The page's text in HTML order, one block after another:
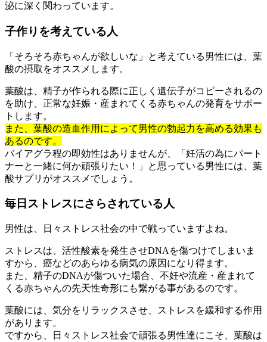
泌に深く関わっています。
子作りを考えている人
「そろそろ赤ちゃんが欲しいな」と考えている男性には、葉
酸の摂取をオススメします。
葉酸は、精子が作られる際に正しく遺伝子がコピーされるの
を助け、正常な妊娠・産まれてくる赤ちゃんの発育をサポー
トします。
また、葉酸の造血作用によって男性の勃起力を高める効果も
あるのです。
バイアグラ程の即効性はありませんが、「妊活の為にパート
ナーと一緒に何か頑張りたい！」と思っている男性には、葉
酸サプリがオススメでしょう。
毎日ストレスにさらされている人
男性は、日々ストレス社会の中で戦っていますよね。
ストレスは、活性酸素を発生させDNAを傷つけてしまいま
すから、癌などのあらゆる病気の原因になり得ます。
また、精子のDNAが傷ついた場合、不妊や流産・産まれて
くる赤ちゃんの先天性奇形にも繋がる事があるのです。
葉酸には、気分をリラックスさせ、ストレスを緩和する作用
があります。
ですから、日々ストレス社会で頑張る男性達にこそ、葉酸は